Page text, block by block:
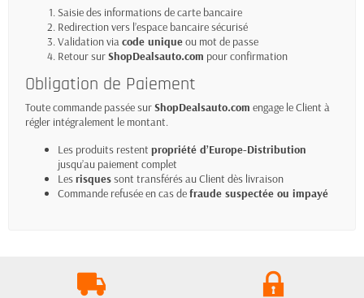
Saisie des informations de carte bancaire
Redirection vers l’espace bancaire sécurisé
Validation viacode uniqueou mot de passe
Retour surShopDealsauto.com pour confirmation
Obligation de Paiement
Toute commande passée surShopDealsauto.com engage le Client à
régler intégralement le montant.
Les produits restent propriété d’Europe-Distribution
jusqu’au paiement complet
Lesrisquessont transférés au Client dès livraison
Commande refusée en cas defraude suspectée ou impayé